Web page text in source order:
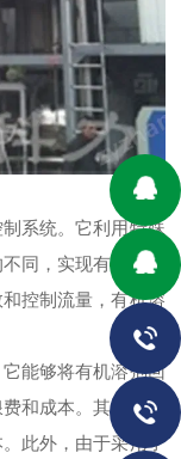
系统。它利用特殊
同，实现有机溶剂
控制流量，有机溶
能够将有机溶剂回
和成本。其次，该
此外，由于采用了